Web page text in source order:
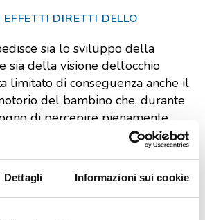
Dettagli Informazioni sui cookie
DIRETTI DELLO
sia lo sviluppo della
sia della visione dell’occhio
limitato di conseguenza anche il
del bambino che, durante
di percepire pienamente
circonda e di interagire con esso.
LA DIAGNOSI PRECOCE
una diagnosi precoce dello
trattare tempestivamente e